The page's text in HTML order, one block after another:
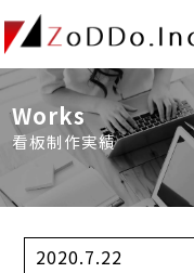
Works
看板制作実績
2020.7.22